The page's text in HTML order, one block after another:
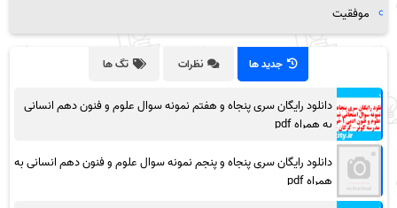
موفقیت
جدید ها نظرات تگ ها
دانلود رایگان سری پنجاه و هفتم نمونه سوال علوم و فنون دهم انسانی
به همراه pdf
دانلود رایگان سری پنجاه و پنجم نمونه سوال علوم و فنون دهم انسانی به
همراه pdf